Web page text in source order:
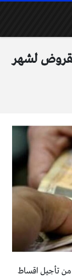
لشهر
من تأجيل اقساط